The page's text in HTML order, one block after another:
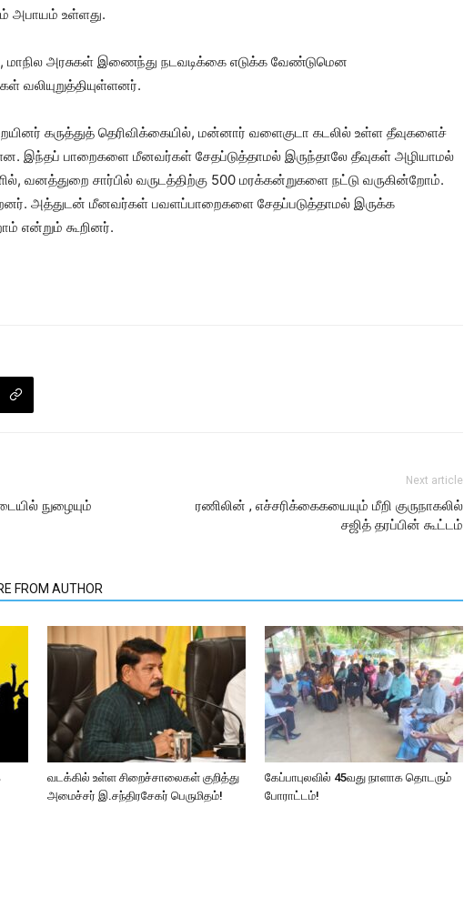
அபாயம் உள்ளது.
அரசுகள் இணைந்து நடவடிக்கை எடுக்க வேண்டுமென
வலியுறுத்தியுள்ளனர்.
கருத்துத் தெரிவிக்கையில், மன்னார் வளைகுடா கடலில் உள்ள தீவுகளைச்
இந்தப் பாறைகளை மீனவர்கள் சேதப்டுத்தாமல் இருந்தாலே தீவுகள் அழியாமல்
வனத்துறை சார்பில் வருடத்திற்கு 500 மரக்கன்றுகளை நட்டு வருகின்றோம்.
அத்துடன் மீனவர்கள் பவளப்பாறைகளை சேதப்படுத்தாமல் இருக்க
என்றும் கூறினர்.
நுழையும்
Next article
ரணிலின் , எச்­ச­ரிக்­கை­க­யையும் மீறி குரு­நா­கலில்
சஜித் தரப்பின் கூட்டம்
FROM AUTHOR
வடக்கில் உள்ள சிறைச்சாலைகள் குறித்து
அமைச்சர் இ.சந்திரசேகர் பெருமிதம்!
கேப்பாபுலவில் 45வது நாளாக தொடரும்
போராட்டம்!